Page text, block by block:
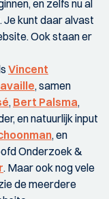
en zelfs nu al
kunt daar alvast
Ook staan er
Vincent
, samen
, Bert Palsma,
en natuurlijk input
, en
Onderzoek &
. Maar ook nog vele
de meerdere